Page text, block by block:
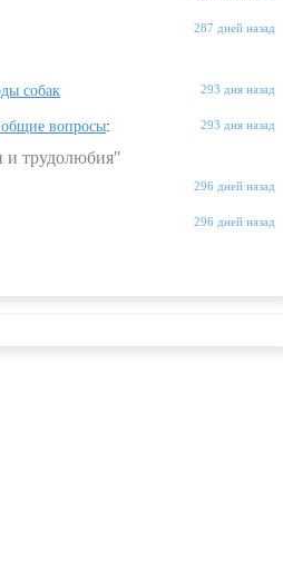
287 дней назад
293 дня назад
собак
293 дня назад
вопросы:
и трудолюбия"
296 дней назад
296 дней назад